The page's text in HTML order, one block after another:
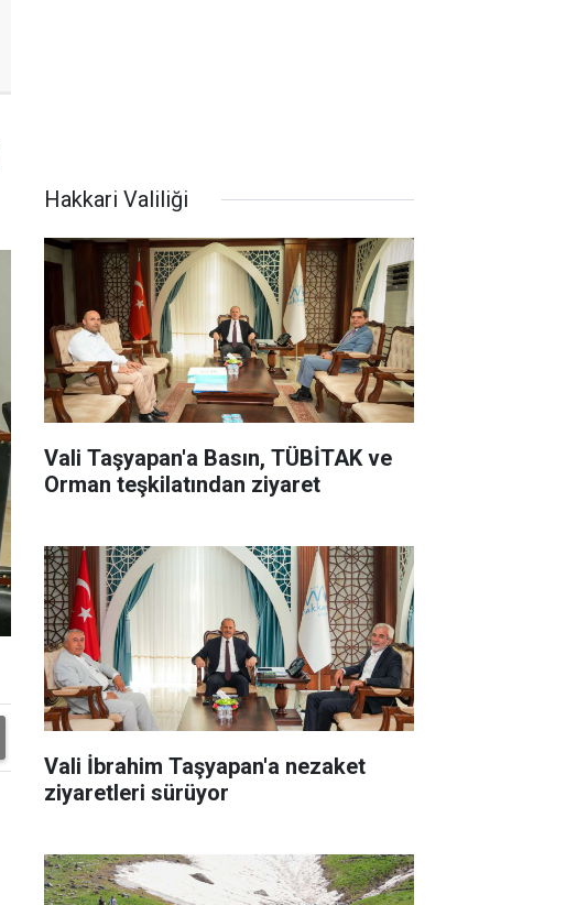
Hakkari Valiliği
Vali Taşyapan'a Basın, TÜBİTAK ve
Orman teşkilatından ziyaret
Vali İbrahim Taşyapan'a nezaket
ziyaretleri sürüyor